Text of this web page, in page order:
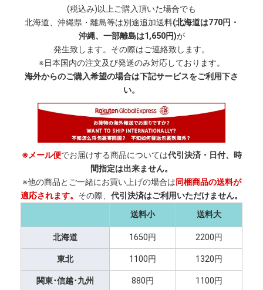
(税込み)以上ご購入頂いた場合でも
北海道、沖縄県・離島等は別途追加送料(北海道は770円・
沖縄、一部離島は1,650円)が
発生致します。その際はご連絡致します。
※日本国内の注文及び発送のみ対応しております。
海外からのご購入希望の場合は下記サービスをご利用下さ
い。
※メール便でお届けする商品については代引決済・日付、時
間指定は出来ません。
※他の商品とご一緒にお買い上げの場合は同梱商品の送料が
適応されます。 その際、 代引決済はご利用いただけません。
送料小
送料大
北海道 1650円 2200円
東北 1100円 1320円
関東･信越･九州 880円 1100円